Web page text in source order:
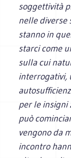
soggettività
nelle diverse
stanno in
starci come
sulla cui
interrogativi,
per le insigni
può
vengono da
incontro